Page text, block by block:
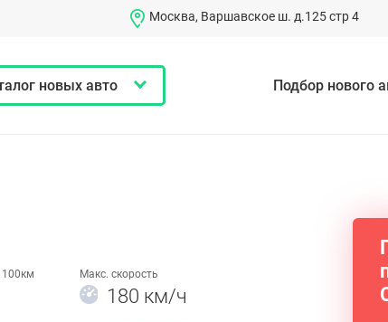
Москва, Варшавское ш. д.125 стр 4
новых авто Подбор нового
100км Макс. скорость
180 км/ч